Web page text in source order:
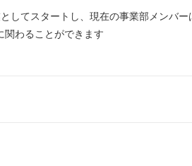
してスタートし、現在の事業部メンバ
関わることができます